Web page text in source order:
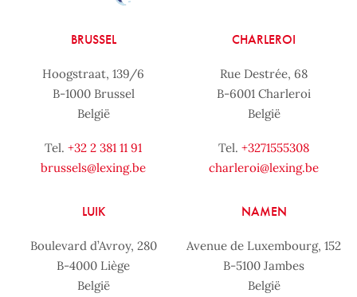
BRUSSEL
Hoogstraat, 139/6
B-1000 Brussel
België
Tel. +32 2 381 11 91
brussels@lexing.be
CHARLEROI
Rue Destrée, 68
B-6001 Charleroi
België
Tel. +3271555308
charleroi@lexing.be
LUIK
Boulevard d’Avroy, 280
B-4000 Liège
België
NAMEN
Avenue de Luxembourg, 152
B-5100 Jambes
België